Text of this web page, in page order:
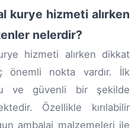
kurye hizmeti alırken
nelerdir?
hizmeti alırken dikkat
önemli nokta vardır. İlk
ve güvenli bir şekilde
Özellikle kırılabilir
ambalaj malzemeleri ile